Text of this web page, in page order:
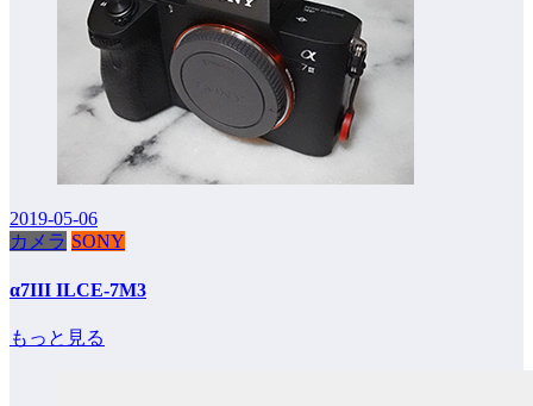
2019-05-06
カメラ SONY
α7III ILCE-7M3
もっと見る